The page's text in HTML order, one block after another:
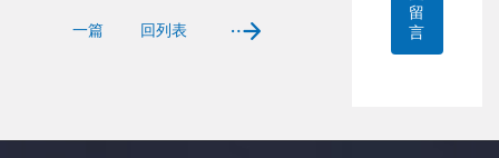
一篇 回列表
留
言